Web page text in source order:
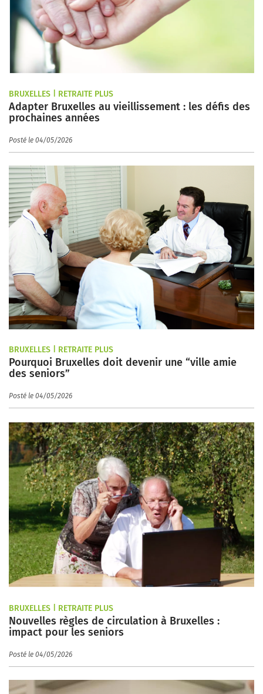
BRUXELLES | RETRAITE PLUS
Adapter Bruxelles au vieillissement : les défis des
prochaines années
Posté le 04/05/2026
BRUXELLES | RETRAITE PLUS
Pourquoi Bruxelles doit devenir une “ville amie
des seniors”
Posté le 04/05/2026
BRUXELLES | RETRAITE PLUS
Nouvelles règles de circulation à Bruxelles :
impact pour les seniors
Posté le 04/05/2026